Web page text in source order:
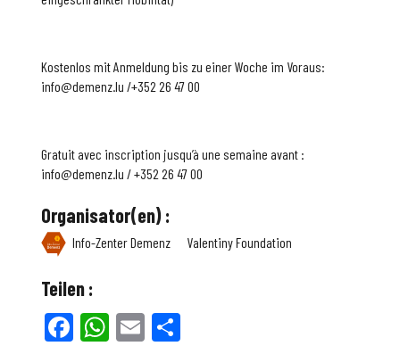
Kostenlos mit Anmeldung bis zu einer Woche im Voraus:
info@demenz.lu /+352 26 47 00
Gratuit avec inscription jusqu’à une semaine avant :
info@demenz.lu / +352 26 47 00
Organisator(en) :
Info-Zenter Demenz Valentiny Foundation
Teilen :
Facebook
WhatsApp
Email